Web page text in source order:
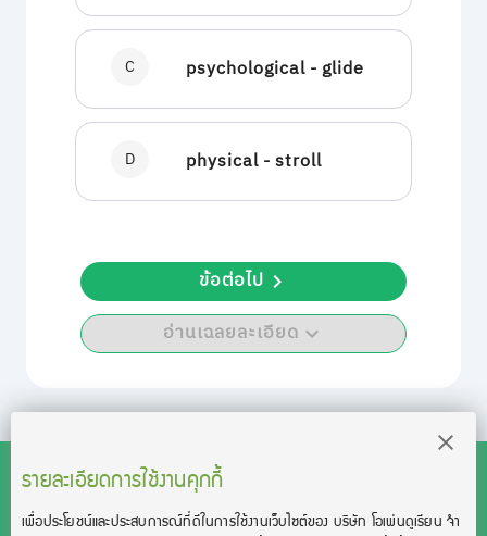
C psychological - glide
D physical - stroll
อ่านเฉลยละเอียด
ข้อต่อไป
รายละเอียดการใช้งานคุกกี้
เพื่อประโยชน์และประสบการณ์ที่ดีในการใช้งานเว็บไซต์ของ บริษัท โอเพ่นดูเรียน จํา